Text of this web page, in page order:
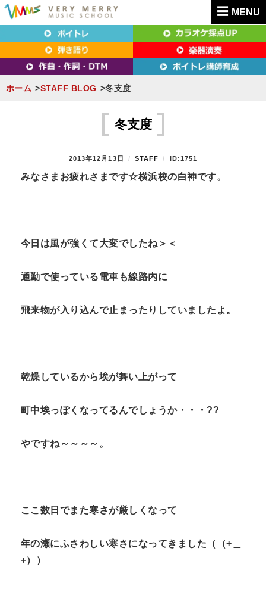
MENU
東京（新宿・八王子）・横浜・名古屋・京都で
「本気」になれるボイトレ教室｜VERY MERRY
MUSIC SCHOOL（ベリーメリー）
東京（新宿・八王子）・横浜・名古屋・京都で「本気」になれるボイトレ教室｜
VERY MERRY MUSIC SCHOOL（ベリーメリー）
ホーム STAFF BLOG 冬支度
冬支度
P
S
N
2013年12月13日
B
STAFF ID:1751
みなさまお疲れさまです☆横浜校の白神です。
今日は風が強くて大変でしたね＞＜
通勤で使っている電車も線路内に
飛来物が入り込んで止まったりしていましたよ。
乾燥しているから埃が舞い上がって
町中埃っぽくなってるんでしょうか・・・??
やですね～～～～。
ここ数日でまた寒さが厳しくなって
年の瀬にふさわしい寒さになってきました（（+＿
+））